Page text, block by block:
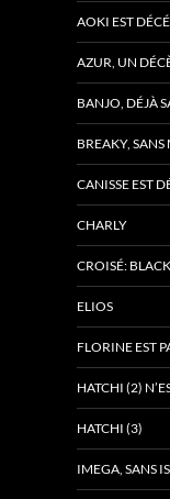
AOKI EST
AZUR, UN
BANJO, DÉJÀ
BREAKY,
CANISSE EST
CHARLY
CROISÉ:
ELIOS
FLORINE EST
HATCHI (2)
HATCHI (3)
IMEGA, SANS